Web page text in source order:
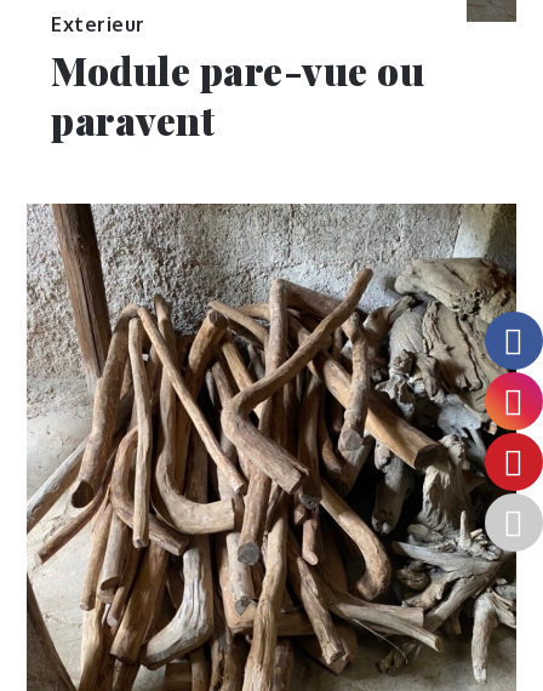
Exterieur
Module pare-vue ou
paravent